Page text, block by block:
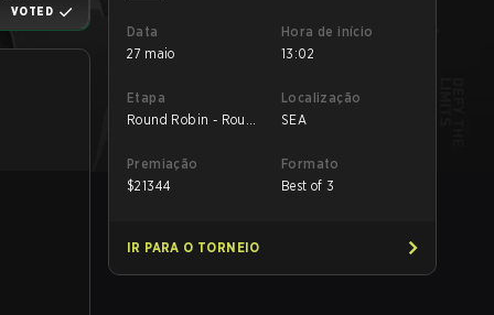
VOTED
Data
27 maio
Hora de início
13:02
Etapa
Round Robin - Round
Localização
SEA
Premiação
$21344
Formato
Best of 3
IR PARA O TORNEIO